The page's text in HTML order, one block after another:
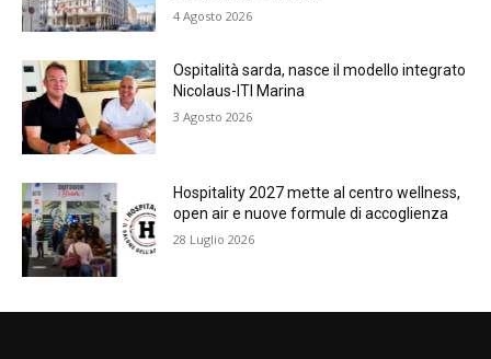
4 Agosto 2026
Ospitalità sarda, nasce il modello integrato
Nicolaus-ITI Marina
3 Agosto 2026
Hospitality 2027 mette al centro wellness,
open air e nuove formule di accoglienza
28 Luglio 2026